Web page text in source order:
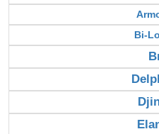
Bi-